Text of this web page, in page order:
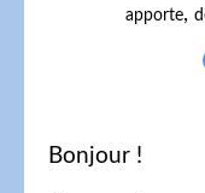
apporte,
Bonjour !